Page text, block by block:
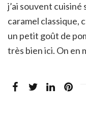
j’ai souvent cuisiné
caramel classique,
un petit goût de
très bien ici. On en